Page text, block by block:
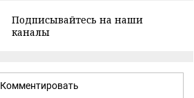
Подписывайтесь на наши
каналы
Комментировать